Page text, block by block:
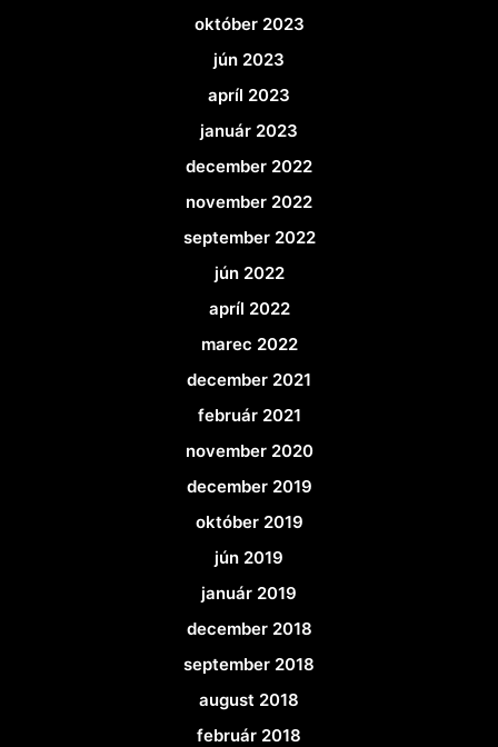
október 2023
jún 2023
apríl 2023
január 2023
december 2022
november 2022
september 2022
jún 2022
apríl 2022
marec 2022
december 2021
február 2021
november 2020
december 2019
október 2019
jún 2019
január 2019
december 2018
september 2018
august 2018
február 2018